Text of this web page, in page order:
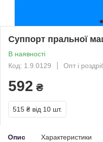
Суппорт пральної
В наявності
Код: 1.9.0129
Опт і
592 ₴
515 ₴ від 10 шт.
Опис Характеристики